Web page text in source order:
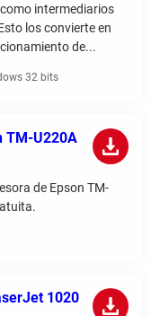
intermediarios
los convierte en
de...
32 bits
TM-U220A
de Epson TM-
1020